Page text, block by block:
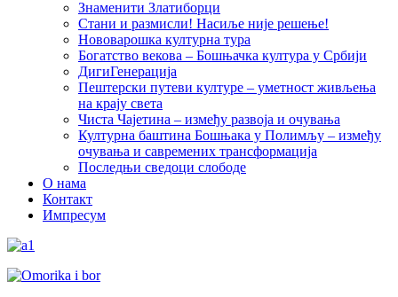
Знаменити Златиборци
Стани и размисли! Насиље није решење!
Нововарошка културна тура
Богатство векова – Бошњачка култура у Србији
ДигиГенерација
Пештерски путеви културе – уметност живљења
на крају света
Чиста Чајетина – између развоја и очувања
Културна баштина Бошњака у Полимљу – између
очувања и савремених трансформација
Последњи сведоци слободе
О нама
Контакт
Импресум